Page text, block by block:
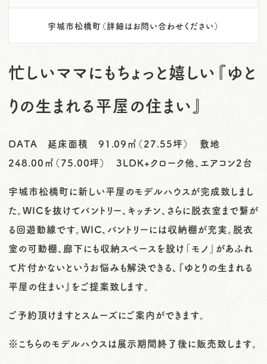
宇城市松橋町（詳細はお問い合わせください）
忙しいママにもちょっと嬉しい『ゆと
りの生まれる平屋の住まい』
DATA 延床面積 91.09㎡（27.55坪） 敷地
248.00㎡（75.00坪） 3LDK+クローク他、エアコン2台
宇城市松橋町に新しい平屋のモデルハウスが完成致しまし
た。WICを抜けてパントリー、キッチン、さらに脱衣室まで繋が
る回遊動線です。WIC、パントリーには収納棚が充実。脱衣
室の可動棚、廊下にも収納スペースを設け「モノ」があふれ
て片付かないというお悩みも解決できる、『ゆとりの生まれる
平屋の住まい』をご提案致します。
ご予約頂けますとスムーズにご案内ができます。
※こちらのモデルハウスは展示期間終了後に販売致します。